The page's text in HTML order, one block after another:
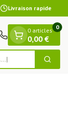
Livraison rapide
0 articles
0,00 €
0